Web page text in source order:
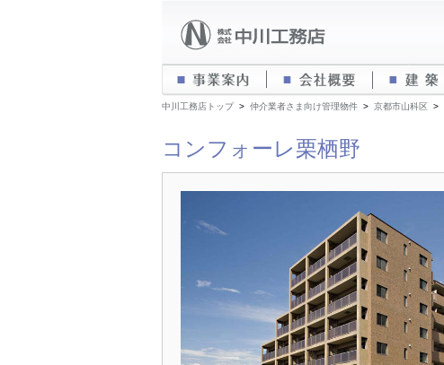
事業案内 会社概要
中川工務店トップ > 仲介業者さま向け管理物件 > 京都市山科区 >
コンフォーレ栗栖野